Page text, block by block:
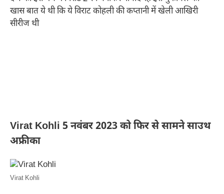
खास बात ये थी कि ये विराट कोहली की कप्तानी में खेली आखिरी
सीरीज थी
Virat Kohli 5 नवंबर 2023 को फिर से सामने साउथ
अफ्रीका
Virat Kohli